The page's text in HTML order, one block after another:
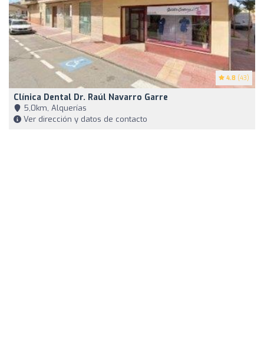
4.8 (43)
Clínica Dental Dr. Raúl Navarro Garre
5,0km, Alquerías
Ver dirección y datos de contacto